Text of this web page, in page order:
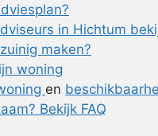
in Hichtum
maken?
woning
en
Bekijk FAQ